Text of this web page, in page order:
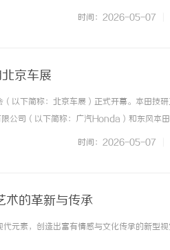
里，他们没有一天停止对安世中国业务的系
时间：2026-05-07
京车展
以下简称：北京车展）正式开幕。本田技
公司（以下简称：广汽Honda）和东风本
都国际会展中心A4馆，以“综合性移动出
时间：2026-05-07
的革新与传承
元素，创造出富有情感与文化传承的新型